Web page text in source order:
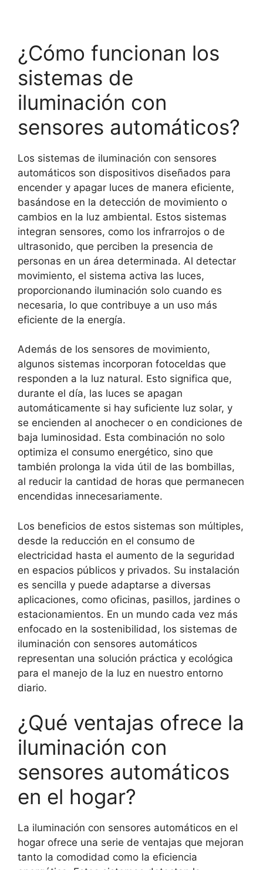
¿Cómo funcionan los
sistemas de
iluminación con
sensores automáticos?
Los sistemas de iluminación con sensores
automáticos son dispositivos diseñados para
encender y apagar luces de manera eficiente,
basándose en la detección de movimiento o
cambios en la luz ambiental. Estos sistemas
integran sensores, como los infrarrojos o de
ultrasonido, que perciben la presencia de
personas en un área determinada. Al detectar
movimiento, el sistema activa las luces,
proporcionando iluminación solo cuando es
necesaria, lo que contribuye a un uso más
eficiente de la energía.
Además de los sensores de movimiento,
algunos sistemas incorporan fotoceldas que
responden a la luz natural. Esto significa que,
durante el día, las luces se apagan
automáticamente si hay suficiente luz solar, y
se encienden al anochecer o en condiciones de
baja luminosidad. Esta combinación no solo
optimiza el consumo energético, sino que
también prolonga la vida útil de las bombillas,
al reducir la cantidad de horas que permanecen
encendidas innecesariamente.
Los beneficios de estos sistemas son múltiples,
desde la reducción en el consumo de
electricidad hasta el aumento de la seguridad
en espacios públicos y privados. Su instalación
es sencilla y puede adaptarse a diversas
aplicaciones, como oficinas, pasillos, jardines o
estacionamientos. En un mundo cada vez más
enfocado en la sostenibilidad, los sistemas de
iluminación con sensores automáticos
representan una solución práctica y ecológica
para el manejo de la luz en nuestro entorno
diario.
¿Qué ventajas ofrece la
iluminación con
sensores automáticos
en el hogar?
La iluminación con sensores automáticos en el
hogar ofrece una serie de ventajas que mejoran
tanto la comodidad como la eficiencia